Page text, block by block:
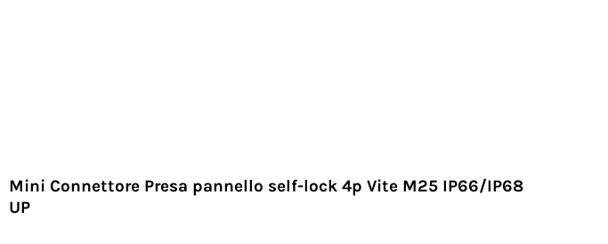
Mini Connettore Presa pannello self-lock 4p Vite M25 IP66/IP68
UP